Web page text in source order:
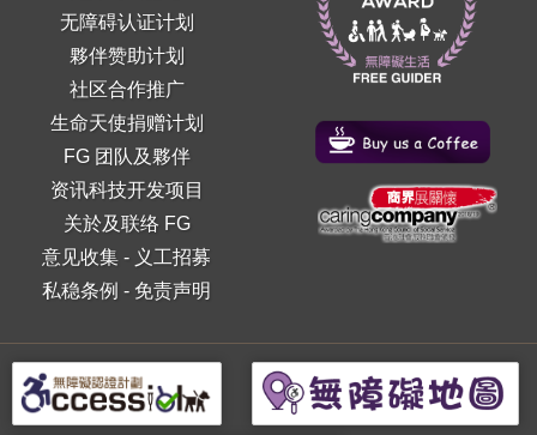
无障碍认证计划
夥伴赞助计划
社区合作推广
生命天使捐赠计划
FG 团队及夥伴
资讯科技开发项目
关於及联络 FG
意见收集 - 义工招募
私稳条例 - 免责声明